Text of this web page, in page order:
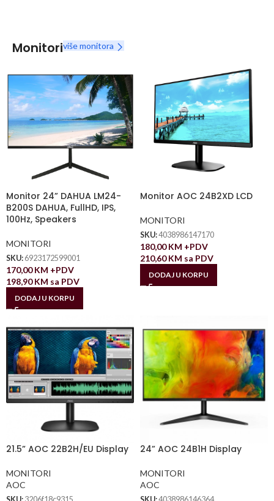
Monitoriviše monitora
Monitor 24” DAHUA LM24-
B200S DAHUA, FullHD, IPS,
100Hz, Speakers
MONITORI
SKU: 6923172599001
170,00KM +PDV
198,90KM sa PDV
DODAJ U KORPU
Monitor AOC 24B2XD LCD
MONITORI
SKU:4038986147170
180,00KM +PDV
210,60KM sa PDV
DODAJ U KORPU
21.5” AOC 22B2H/EU Display
MONITORI
AOC
24” AOC 24B1H Display
MONITORI
AOC